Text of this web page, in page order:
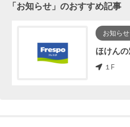
「お知らせ 」のおすすめ記事
お知らせ
１F